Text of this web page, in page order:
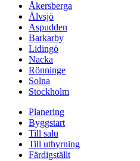
Åkersberga
Älvsjö
Aspudden
Barkarby
Lidingö
Nacka
Rönninge
Solna
Stockholm
Planering
Byggstart
Till salu
Till uthyrning
Färdigställt